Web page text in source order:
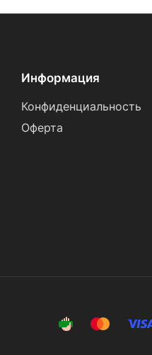
Информация
Конфиденциальность
Оферта